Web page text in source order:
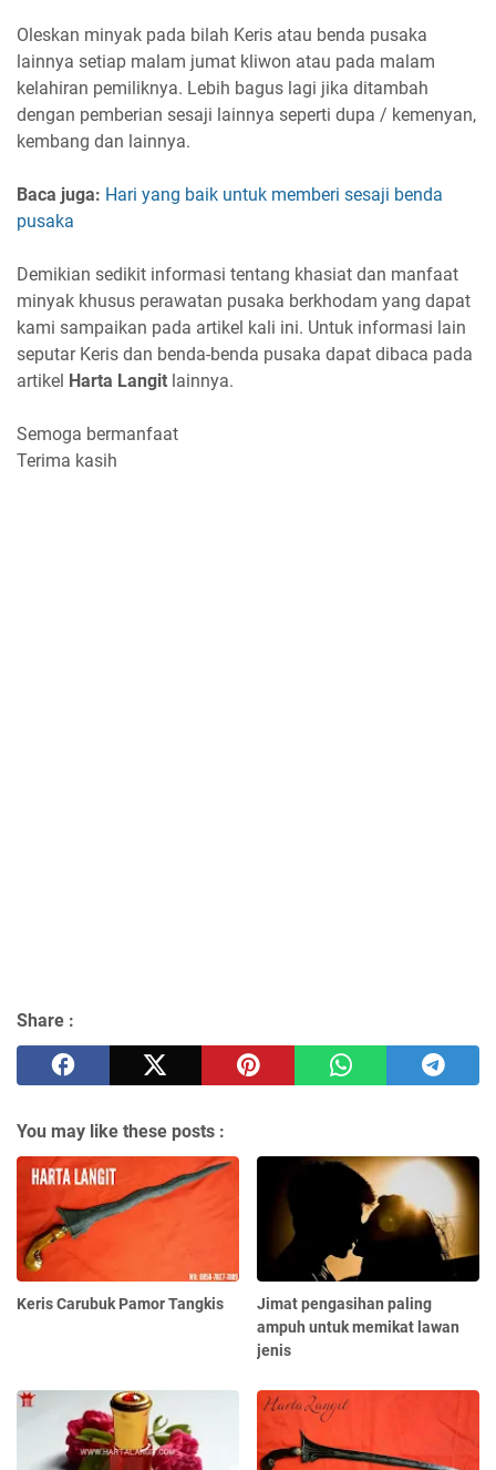
Oleskan minyak pada bilah Keris atau benda pusaka
lainnya setiap malam jumat kliwon atau pada malam
kelahiran pemiliknya. Lebih bagus lagi jika ditambah
dengan pemberian sesaji lainnya seperti dupa / kemenyan,
kembang dan lainnya.
Baca juga: Hari yang baik untuk memberi sesaji benda
pusaka
Demikian sedikit informasi tentang khasiat dan manfaat
minyak khusus perawatan pusaka berkhodam yang dapat
kami sampaikan pada artikel kali ini. Untuk informasi lain
seputar Keris dan benda-benda pusaka dapat dibaca pada
artikel Harta Langit lainnya.
Semoga bermanfaat
Terima kasih
Share :
You may like these posts :
Keris Carubuk Pamor Tangkis
Jimat pengasihan paling
ampuh untuk memikat lawan
jenis